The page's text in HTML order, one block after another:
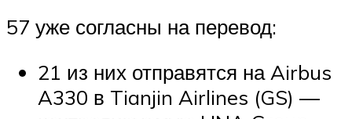
57 уже согласны на перевод:
21 из них отправятся на Airbus
A330 в Tianjin Airlines (GS) —